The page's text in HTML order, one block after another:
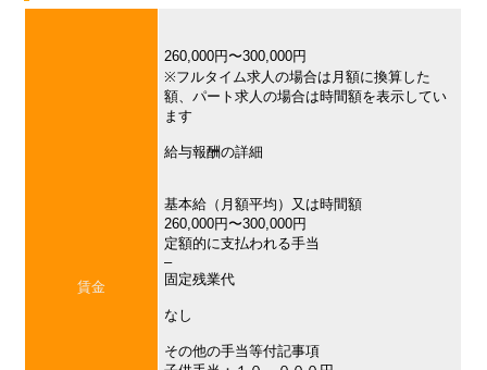
賃金
260,000円〜300,000円
※フルタイム求人の場合は月額に換算した
額、パート求人の場合は時間額を表示してい
ます
給与報酬の詳細
基本給（月額平均）又は時間額
260,000円〜300,000円
定額的に支払われる手当
–
固定残業代
なし
その他の手当等付記事項